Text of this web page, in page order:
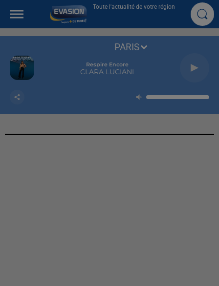
Toute l'actualité de votre région
Respire Encore
CLARA LUCIANI
PARIS